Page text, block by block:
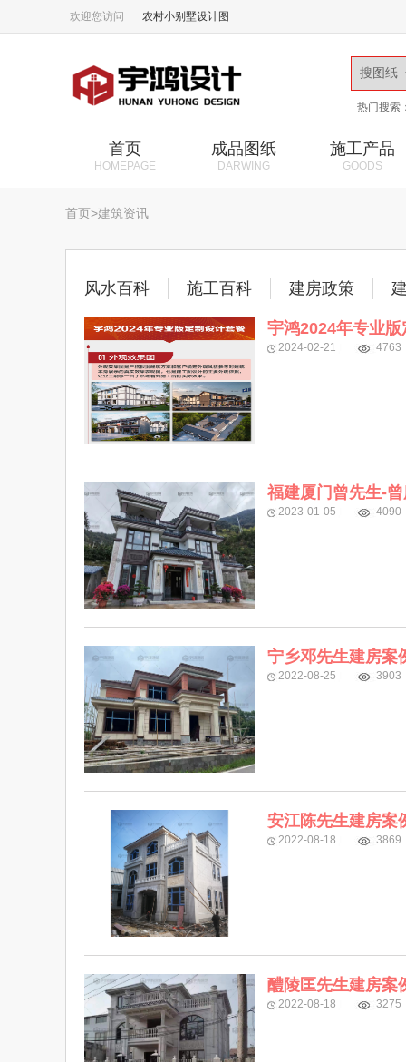
欢迎您访问 农村小别墅设计图
热门搜索
首页
HOMEPAGE
成品图纸
DARWING
施工产品
GOODS
首页>建筑资讯
风水百科 施工百科 建房政策
宇鸿2024年专业
2024-02-21 4763
福建厦门曾先生-
2023-01-05 4090
宁乡邓先生建房案
2022-08-25 3903
安江陈先生建房案
2022-08-18 3869
醴陵匡先生建房案
2022-08-18 3275